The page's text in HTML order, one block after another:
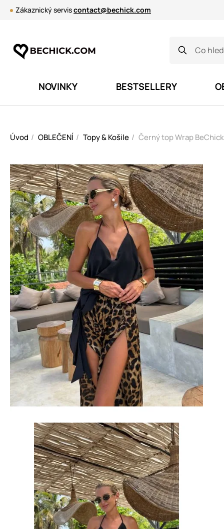
Zákaznický serviscontact@bechick.com
NOVINKY BESTSELLERY
Úvod OBLEČENÍ Topy & Košile Černý top Wrap